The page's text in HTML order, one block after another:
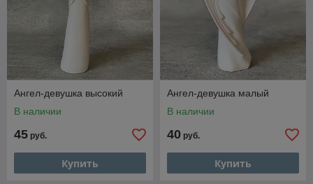
Ангел-девушка высокий
В наличии
45 руб.
Купить
Ангел-девушка малый
В наличии
40 руб.
Купить